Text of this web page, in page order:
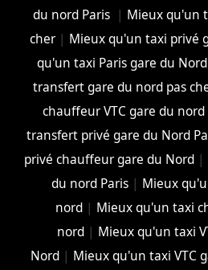
du nord Paris | Mieux qu'un
cher | Mieux qu'un taxi privé
qu'un taxi Paris gare du Nord
transfert gare du nord pas
chauffeur VTC gare du nord
transfert privé gare du Nord
privé chauffeur gare du Nord|
du nord Paris| Mieux
nord | Mieux qu'un taxi
nord| Mieux qu'un taxi
Nord| Mieux qu'un taxi VTC